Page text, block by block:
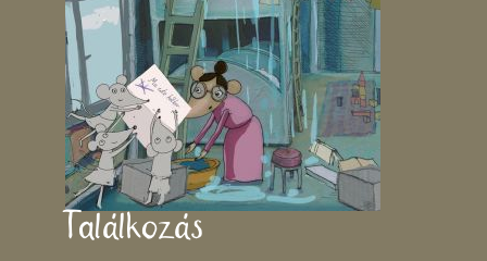
Találkozás